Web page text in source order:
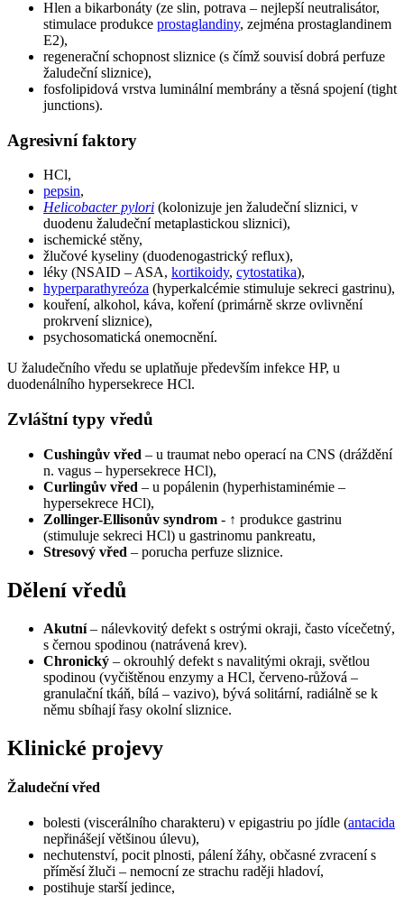
Hlen a bikarbonáty (ze slin, potrava – nejlepší neutralisátor,
stimulace produkce prostaglandiny, zejména prostaglandinem
E2),
regenerační schopnost sliznice (s čímž souvisí dobrá perfuze
žaludeční sliznice),
fosfolipidová vrstva luminální membrány a těsná spojení (tight
junctions).
Agresivní faktory
HCl,
pepsin,
Helicobacter pylori (kolonizuje jen žaludeční sliznici, v
duodenu žaludeční metaplastickou sliznici),
ischemické stěny,
žlučové kyseliny (duodenogastrický reflux),
léky (NSAID – ASA, kortikoidy, cytostatika),
hyperparathyreóza (hyperkalcémie stimuluje sekreci gastrinu),
kouření, alkohol, káva, koření (primárně skrze ovlivnění
prokrvení sliznice),
psychosomatická onemocnění.
U žaludečního vředu se uplatňuje především infekce HP, u
duodenálního hypersekrece HCl.
Zvláštní typy vředů
Cushingův vřed – u traumat nebo operací na CNS (dráždění
n. vagus – hypersekrece HCl),
Curlingův vřed – u popálenin (hyperhistaminémie –
hypersekrece HCl),
Zollinger-Ellisonův syndrom - ↑ produkce gastrinu
(stimuluje sekreci HCl) u gastrinomu pankreatu,
Stresový vřed – porucha perfuze sliznice.
Dělení vředů
Akutní– nálevkovitý defekt s ostrými okraji, často vícečetný,
s černou spodinou (natrávená krev).
Chronický – okrouhlý defekt s navalitými okraji, světlou
spodinou (vyčištěnou enzymy a HCl, červeno-růžová –
granulační tkáň, bílá – vazivo), bývá solitární, radiálně se k
němu sbíhají řasy okolní sliznice.
Klinické projevy
Žaludeční vřed
bolesti (viscerálního charakteru) v epigastriu po jídle (antacida
nepřinášejí většinou úlevu),
nechutenství, pocit plnosti, pálení žáhy, občasné zvracení s
příměsí žluči – nemocní ze strachu raději hladoví,
postihuje starší jedince,